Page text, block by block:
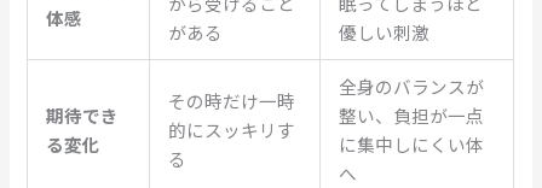
体感
がある
優しい刺激
期待でき
る変化
その時だけ一時
的にスッキリす
る
全身のバランスが
整い、負担が一点
に集中しにくい体
へ